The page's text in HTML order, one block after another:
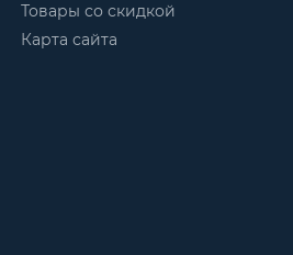
Товары со скидкой
Карта сайта